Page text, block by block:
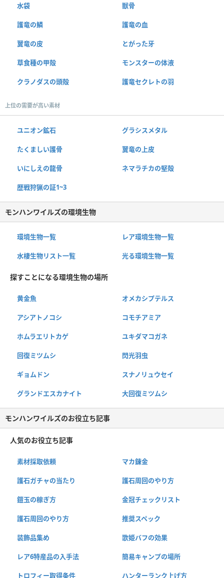
水袋 獣骨
護竜の鱗 護竜の血
翼竜の皮 とがった牙
草食種の甲殻 モンスターの体液
クラノダスの頭殻 護竜セクレトの羽
上位の需要が高い素材
ユニオン鉱石 グラシスメタル
たくましい護骨 翼竜の上皮
いにしえの龍骨 ネマラチカの堅殻
歴戦狩猟の証1~3
モンハンワイルズの環境生物
環境生物一覧 レア環境生物一覧
水棲生物リスト一覧 光る環境生物一覧
探すことになる環境生物の場所
黄金魚 オメカシプテルス
アシアトノコシ コモチアミア
ホムラエリトカゲ ユキダマコガネ
回復ミツムシ 閃光羽虫
ギョムドン スナノリュウセイ
グランドエスカナイト 大回復ミツムシ
モンハンワイルズのお役立ち記事
人気のお役立ち記事
素材採取依頼 マカ錬金
護石ガチャの当たり 護石周回のやり方
鎧玉の稼ぎ方 金冠チェックリスト
護石周回のやり方 推奨スペック
装飾品集め 歌姫バフの効果
レア6特産品の入手法 簡易キャンプの場所
トロフィー取得条件 ハンターランク上げ方